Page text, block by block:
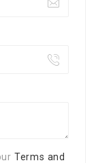
Terms and